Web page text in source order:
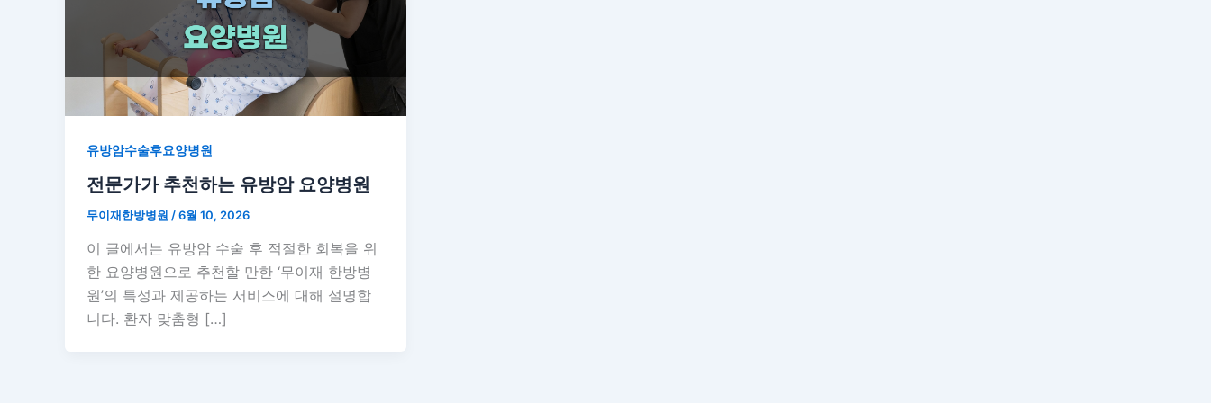
유방암수술후요양병원
전문가가 추천하는 유방암 요양병원
무이재한방병원 /6월 10, 2026
이 글에서는 유방암 수술 후 적절한 회복을 위
한 요양병원으로 추천할 만한 ‘무이재 한방병
원’의 특성과 제공하는 서비스에 대해 설명합
니다. 환자 맞춤형 […]